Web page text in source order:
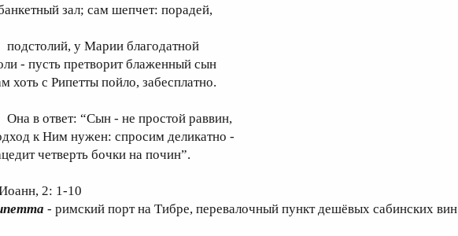
зал; сам шепчет: порадей,
у Марии благодатной
- пусть претворит блаженный сын
хоть с Рипетты пойло, забесплатно.
в ответ: “Cын - не простой раввин,
к Ним нужен: спросим деликатно -
четверть бочки на почин”.
2: 1-10
- римский порт на Тибре, перевалочный пункт дешёвых сабинских вин